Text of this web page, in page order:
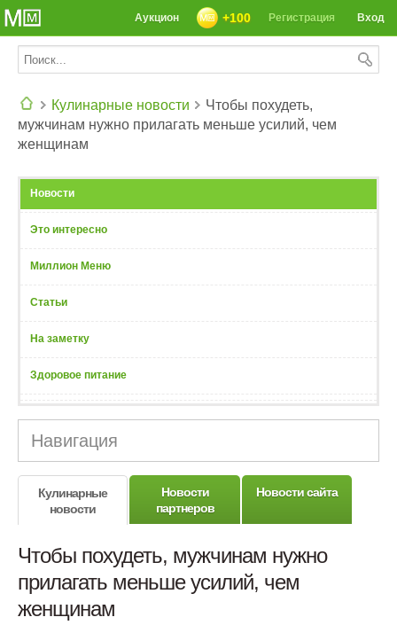
Вход
Регистрация
+100
Аукцион
Кулинарные новости
Чтобы похудеть,
мужчинам нужно прилагать меньше усилий, чем
женщинам
Новости
Это интересно
Миллион Меню
Статьи
На заметку
Здоровое питание
Навигация
Кулинарные
новости
Новости
партнеров
Новости сайта
Чтобы похудеть, мужчинам нужно
прилагать меньше усилий, чем
женщинам